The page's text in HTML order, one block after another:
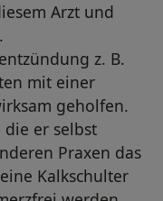
Arzt und
z. B.
mit einer
geholfen.
er selbst
Praxen das
Kalkschulter